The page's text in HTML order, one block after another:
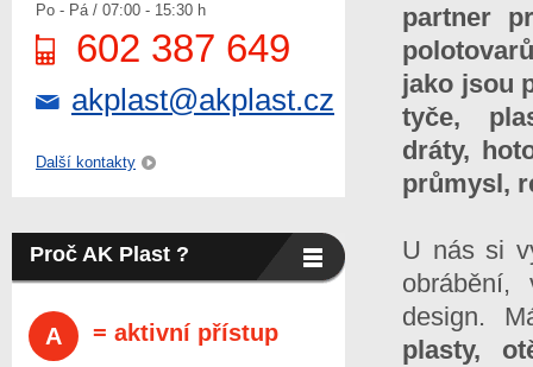
Po - Pá / 07:00 - 15:30 h
602 387 649
akplast@akplast.cz
Další kontakty
Proč AK Plast ?
A = aktivní přístup
partner
jako jsou
tyče,
dráty,
průmysl,
U nás si
obrábění,
design.
plasty,